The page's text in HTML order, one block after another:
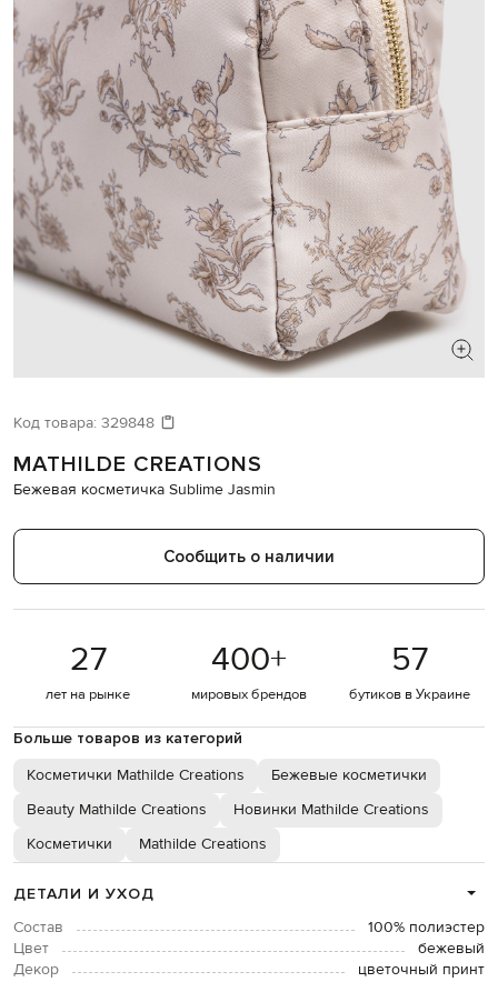
Код товара: 329848
MATHILDE CREATIONS
Бежевая косметичка Sublime Jasmin
Сообщить о наличии
27
лет на рынке
400+
мировых брендов
57
бутиков в Украине
Больше товаров из категорий
Косметички Mathilde Creations
Бежевые косметички
Beauty Mathilde Creations
Новинки Mathilde Creations
Косметички
Mathilde Creations
ДЕТАЛИ И УХОД
Состав
100% полиэстер
Цвет
бежевый
Декор
цветочный принт